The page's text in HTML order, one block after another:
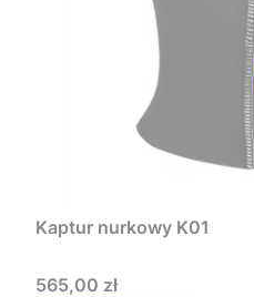
Kaptur nurkowy K01
Cena
565,00 zł